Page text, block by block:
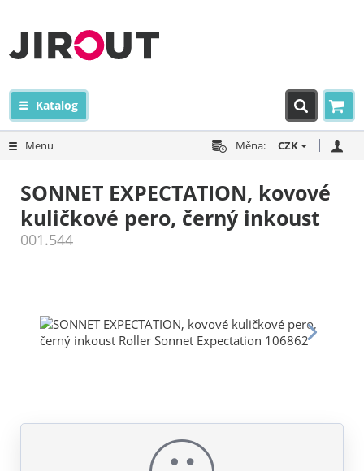
Katalog
Menu Měna: CZK
SONNET EXPECTATION, kovové
kuličkové pero, černý inkoust
001.544